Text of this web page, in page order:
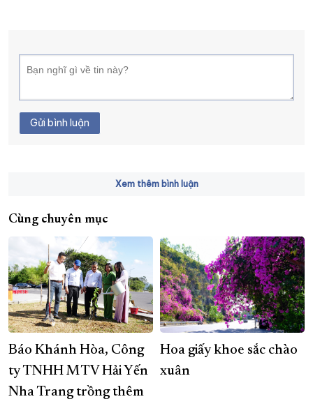
Gửi bình luận
Xem thêm bình luận
Cùng chuyên mục
Báo Khánh Hòa, Công
ty TNHH MTV Hải Yến
Nha Trang trồng thêm
Hoa giấy khoe sắc chào
xuân